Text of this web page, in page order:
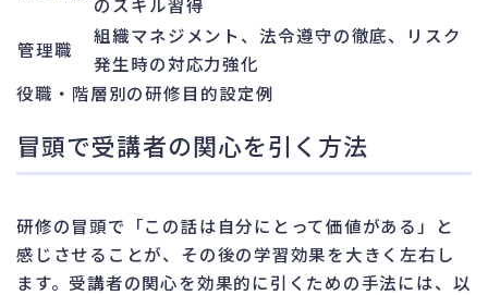
管理職
組織マネジメント、法令遵守の徹底、リスク
発生時の対応力強化
役職・階層別の研修目的設定例
冒頭で受講者の関心を引く方法
研修の冒頭で「この話は自分にとって価値がある」と
感じさせることが、その後の学習効果を大きく左右し
ます。受講者の関心を効果的に引くための手法には、以